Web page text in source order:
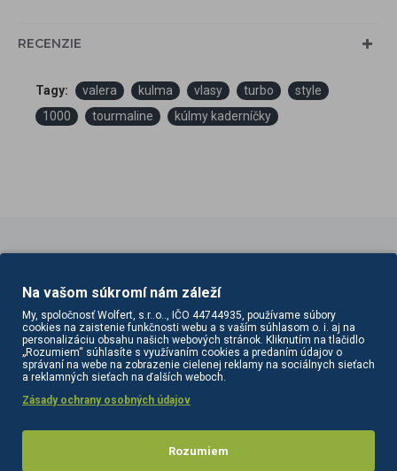
RECENZIE
Tagy: valera kulma vlasy turbo
style
1000
tourmaline kúlmy kaderníčky
Na vašom súkromí nám záleží
My, spoločnosť Wolfert, s.r..o.., IČO 44744935, používame súbory
cookies na zaistenie funkčnosti webu a s vaším súhlasom o. i. aj na
personalizáciu obsahu našich webových stránok. Kliknutím na tlačidlo
„Rozumiem“ súhlasíte s využívaním cookies a predaním údajov o
správaní na webe na zobrazenie cielenej reklamy na sociálnych sieťach
a reklamných sieťach na ďalších weboch.
Zásady ochrany osobných údajov
Rozumiem